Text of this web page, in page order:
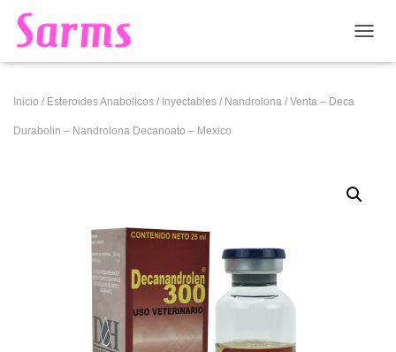
Inicio / Esteroides Anabolicos / Inyectables / Nandrolona / Venta – Deca
Durabolin – Nandrolona Decanoato – Mexico